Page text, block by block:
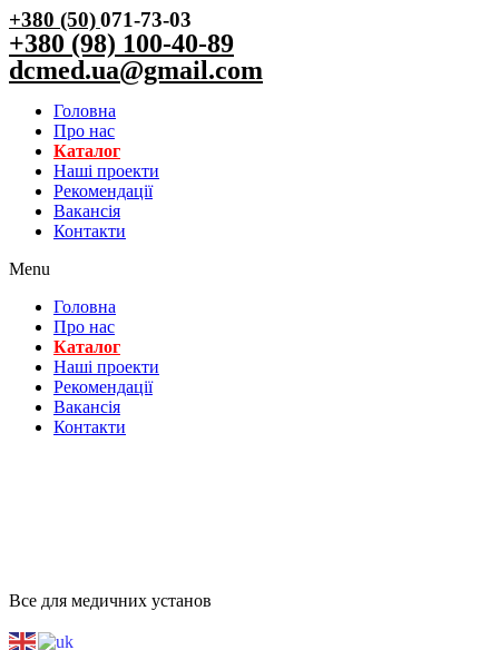
+380 (50)071-73-03
+380 (98) 100-40-89
dcmed.ua@gmail.com
Головна
Про нас
Каталог
Нашi проекти
Рекомендації
Вакансiя
Контакти
Menu
Головна
Про нас
Каталог
Нашi проекти
Рекомендації
Вакансiя
Контакти
Все для медичних установ